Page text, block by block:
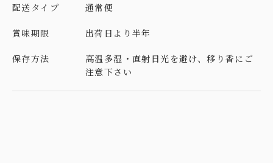
配送タイプ 通常便
賞味期限 出荷日より半年
保存方法
高温多湿・直射日光を避け、移り香にご
注意下さい